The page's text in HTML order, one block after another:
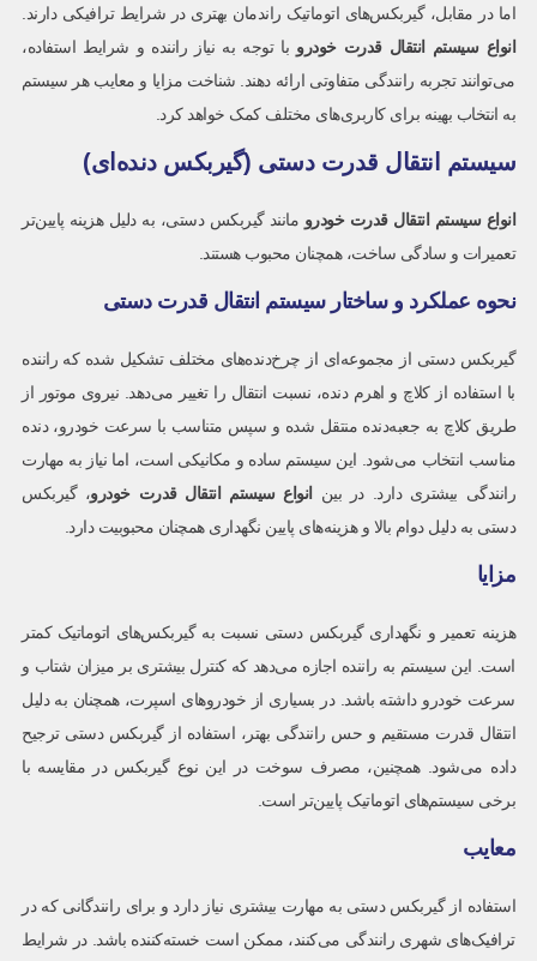
اما در مقابل، گیربکس‌های اتوماتیک راندمان بهتری در شرایط ترافیکی دارند.
انواع سیستم انتقال قدرت خودرو با توجه به نیاز راننده و شرایط استفاده،
می‌توانند تجربه رانندگی متفاوتی ارائه دهند. شناخت مزایا و معایب هر سیستم
به انتخاب بهینه برای کاربری‌های مختلف کمک خواهد کرد.
سیستم انتقال قدرت دستی (گیربکس دنده‌ای)
انواع سیستم انتقال قدرت خودرو مانند گیربکس دستی، به دلیل هزینه پایین‌تر
تعمیرات و سادگی ساخت، همچنان محبوب هستند.
نحوه عملکرد و ساختار سیستم انتقال قدرت دستی
گیربکس دستی از مجموعه‌ای از چرخ‌دنده‌های مختلف تشکیل شده که راننده
با استفاده از کلاچ و اهرم دنده، نسبت انتقال را تغییر می‌دهد. نیروی موتور از
طریق کلاچ به جعبه‌دنده منتقل شده و سپس متناسب با سرعت خودرو، دنده
مناسب انتخاب می‌شود. این سیستم ساده و مکانیکی است، اما نیاز به مهارت
رانندگی بیشتری دارد. در بین
انواع سیستم انتقال قدرت خودرو، گیربکس
دستی به دلیل دوام بالا و هزینه‌های پایین نگهداری همچنان محبوبیت دارد.
مزایا
هزینه تعمیر و نگهداری گیربکس دستی نسبت به گیربکس‌های اتوماتیک کمتر
است. این سیستم به راننده اجازه می‌دهد که کنترل بیشتری بر میزان شتاب و
سرعت خودرو داشته باشد. در بسیاری از خودروهای اسپرت، همچنان به دلیل
انتقال قدرت مستقیم و حس رانندگی بهتر، استفاده از گیربکس دستی ترجیح
داده می‌شود. همچنین، مصرف سوخت در این نوع گیربکس در مقایسه با
برخی سیستم‌های اتوماتیک پایین‌تر است.
معایب
استفاده از گیربکس دستی به مهارت بیشتری نیاز دارد و برای رانندگانی که در
ترافیک‌های شهری رانندگی می‌کنند، ممکن است خسته‌کننده باشد. در شرایط